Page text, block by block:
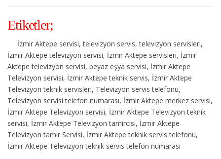
Etiketler;
İzmir Aktepe servisi, televizyon servis, televizyon servisleri,
İzmir Aktepe televizyon servisi, İzmir Aktepe servisleri, İzmir
Aktepe televizyon servisi, beyaz eşya servisi, İzmir Aktepe
Televizyon servisi, İzmir Aktepe teknik servis, İzmir Aktepe
Televizyon teknik servisleri, Televizyon servis telefonu,
Televizyon servisi telefon numarası, İzmir Aktepe merkez servisi,
İzmir Aktepe Televizyon servisi, İzmir Aktepe Televizyon teknik
servisi, İzmir Aktepe Televizyon tamircisi, İzmir Aktepe
Televizyon tamir Servisi, İzmir Aktepe teknik servis telefonu,
İzmir Aktepe Televizyon teknik servis telefon numarası